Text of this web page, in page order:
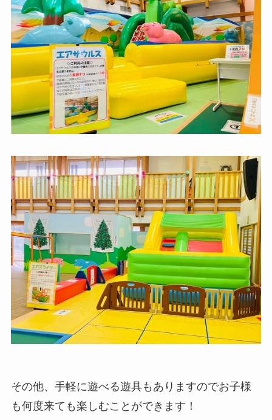
その他、手軽に遊べる遊具もありますのでお子様
も何度来ても楽しむことができます！